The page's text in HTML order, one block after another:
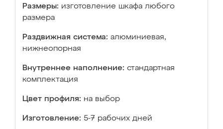
Размеры: изготовление шкафа любого
размера
Раздвижная система: алюминиевая,
нижнеопорная
Внутреннее наполнение: стандартная
комплектация
Цвет профиля: на выбор
Изготовление: 5-7 рабочих дней